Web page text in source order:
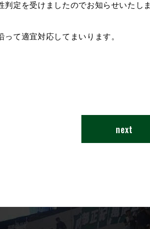
定を受けましたのでお知らせいたしま
て適宜対応してまいります。
next